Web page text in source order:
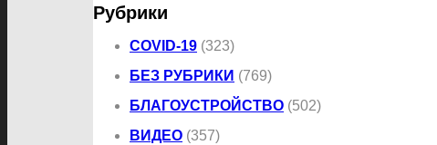
Рубрики
COVID-19 (323)
БЕЗ РУБРИКИ (769)
БЛАГОУСТРОЙСТВО (502)
ВИДЕО (357)